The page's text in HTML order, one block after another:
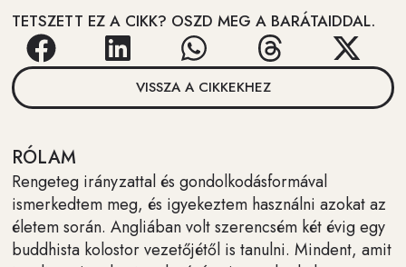
TETSZETT EZ A CIKK? OSZD MEG A BARÁTAIDDAL.
VISSZA A CIKKEKHEZ
RÓLAM
Rengeteg irányzattal és gondolkodásformával
ismerkedtem meg, és igyekeztem használni azokat az
életem során. Angliában volt szerencsém két évig egy
buddhista kolostor vezetőjétől is tanulni. Mindent, amit